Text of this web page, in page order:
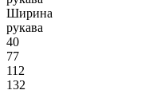
Ширина
рукава
40
77
112
132